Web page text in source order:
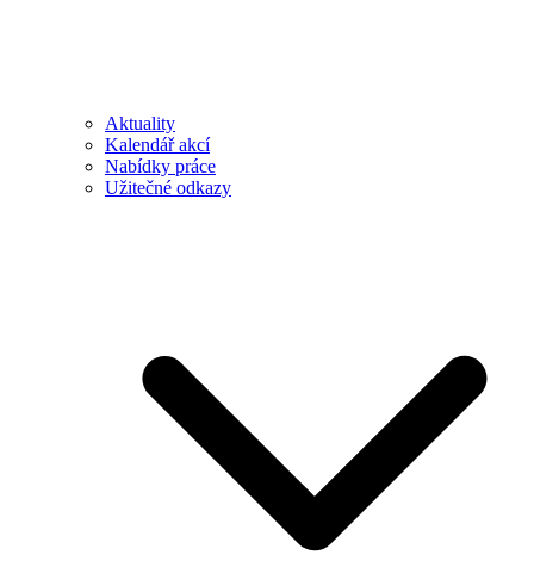
Aktuality
Kalendář akcí
Nabídky práce
Užitečné odkazy